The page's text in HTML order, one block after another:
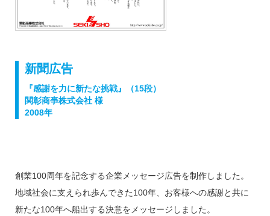
新聞広告
『感謝を力に新たな挑戦』（15段）
関彰商亊株式会社 様
2008年
創業100周年を記念する企業メッセージ広告を制作しました。
地域社会に支えられ歩んできた100年、お客様への感謝と共に
新たな100年へ船出する決意をメッセージしました。